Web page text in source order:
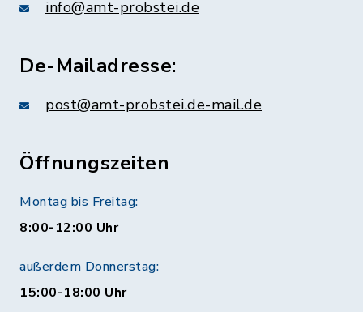
info@amt-probstei.de
De-Mailadresse:
post@amt-probstei.de-mail.de
Öffnungszeiten
Montag bis Freitag:
8:00-12:00 Uhr
außerdem Donnerstag:
15:00-18:00 Uhr